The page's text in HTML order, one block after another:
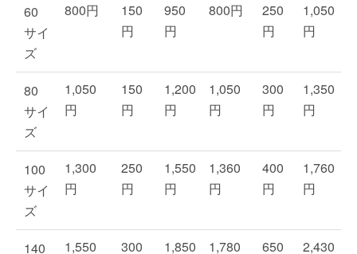
60
サイ
ズ
800円
150
円
950
円
800円
250
円
1,050
円
80
サイ
ズ
1,050
円
150
円
1,200
円
1,050
円
300
円
1,350
円
100
サイ
ズ
1,300
円
250
円
1,550
円
1,360
円
400
円
1,760
円
140
1,550
300
1,850
1,780
650
2,430